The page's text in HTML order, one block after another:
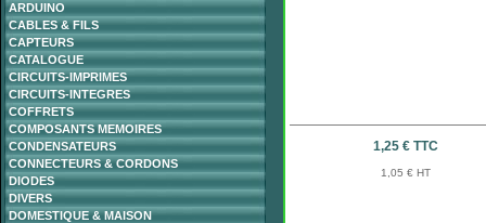
ARDUINO
CABLES & FILS
CAPTEURS
CATALOGUE
CIRCUITS-IMPRIMES
CIRCUITS-INTEGRES
COFFRETS
COMPOSANTS MEMOIRES
CONDENSATEURS
CONNECTEURS & CORDONS
DIODES
DIVERS
DOMESTIQUE & MAISON
1,25 € TTC
1,05 € HT